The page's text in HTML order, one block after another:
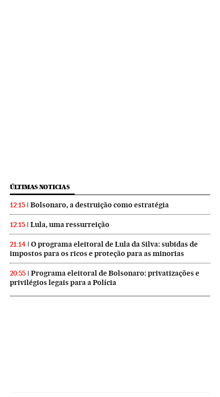
ÚLTIMAS NOTICIAS
12:15 Bolsonaro, a destruição como estratégia
12:15 Lula, uma ressurreição
21:14
O programa eleitoral de Lula da Silva: subidas de
impostos para os ricos e proteção para as minorias
20:55
Programa eleitoral de Bolsonaro: privatizações e
privilégios legais para a Polícia